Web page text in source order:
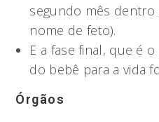
segundo mês
nome de feto).
E a fase final, que é
do bebê para a vida
Órgãos